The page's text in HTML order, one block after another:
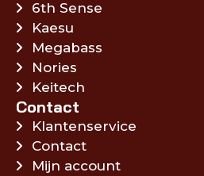
6th Sense
Kaesu
Megabass
Nories
Keitech
Contact
Klantenservice
Contact
Mijn account